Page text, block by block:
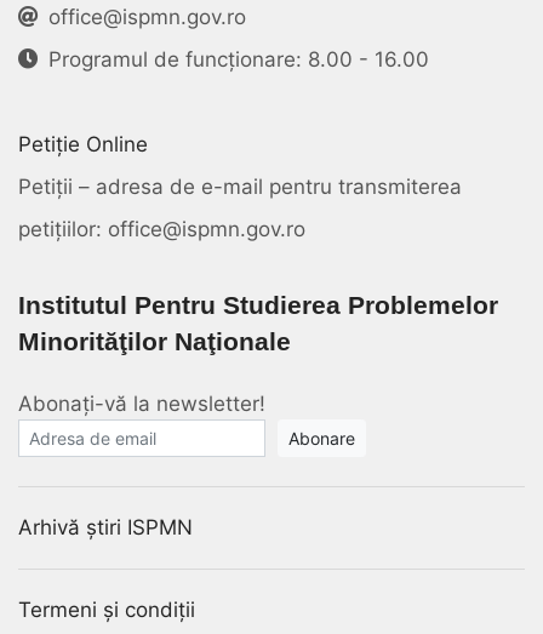
office@ispmn.gov.ro
Programul de funcționare: 8.00 - 16.00
Petiție Online
Petiții – adresa de e-mail pentru transmiterea
petițiilor: office@ispmn.gov.ro
Institutul Pentru Studierea Problemelor
Minorităţilor Naţionale
Abonați-vă la newsletter!
E-mail
Arhivă știri ISPMN
Termeni și condiții